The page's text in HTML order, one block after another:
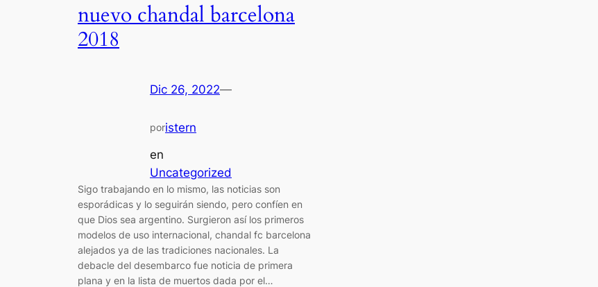
nuevo chandal barcelona
2018
Dic 26, 2022—
poristern
en
Uncategorized
Sigo trabajando en lo mismo, las noticias son
esporádicas y lo seguirán siendo, pero confíen en
que Dios sea argentino. Surgieron así los primeros
modelos de uso internacional, chandal fc barcelona
alejados ya de las tradiciones nacionales. La
debacle del desembarco fue noticia de primera
plana y en la lista de muertos dada por el…